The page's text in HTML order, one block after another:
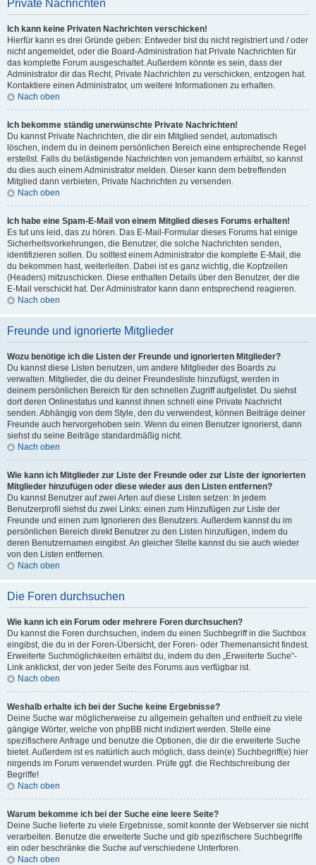
Private Nachrichten
Ich kann keine Privaten Nachrichten verschicken!
Hierfür kann es drei Gründe geben: Entweder bist du nicht registriert und / oder
nicht angemeldet, oder die Board-Administration hat Private Nachrichten für
das komplette Forum ausgeschaltet. Außerdem könnte es sein, dass der
Administrator dir das Recht, Private Nachrichten zu verschicken, entzogen hat.
Kontaktiere einen Administrator, um weitere Informationen zu erhalten.
Nach oben
Ich bekomme ständig unerwünschte Private Nachrichten!
Du kannst Private Nachrichten, die dir ein Mitglied sendet, automatisch
löschen, indem du in deinem persönlichen Bereich eine entsprechende Regel
erstellst. Falls du belästigende Nachrichten von jemandem erhältst, so kannst
du dies auch einem Administrator melden. Dieser kann dem betreffenden
Mitglied dann verbieten, Private Nachrichten zu versenden.
Nach oben
Ich habe eine Spam-E-Mail von einem Mitglied dieses Forums erhalten!
Es tut uns leid, das zu hören. Das E-Mail-Formular dieses Forums hat einige
Sicherheitsvorkehrungen, die Benutzer, die solche Nachrichten senden,
identifizieren sollen. Du solltest einem Administrator die komplette E-Mail, die
du bekommen hast, weiterleiten. Dabei ist es ganz wichtig, die Kopfzeilen
(Headers) mitzuschicken. Diese enthalten Details über den Benutzer, der die
E-Mail verschickt hat. Der Administrator kann dann entsprechend reagieren.
Nach oben
Freunde und ignorierte Mitglieder
Wozu benötige ich die Listen der Freunde und ignorierten Mitglieder?
Du kannst diese Listen benutzen, um andere Mitglieder des Boards zu
verwalten. Mitglieder, die du deiner Freundesliste hinzufügst, werden in
deinem persönlichen Bereich für den schnellen Zugriff aufgelistet. Du siehst
dort deren Onlinestatus und kannst ihnen schnell eine Private Nachricht
senden. Abhängig von dem Style, den du verwendest, können Beiträge deiner
Freunde auch hervorgehoben sein. Wenn du einen Benutzer ignorierst, dann
siehst du seine Beiträge standardmäßig nicht.
Nach oben
Wie kann ich Mitglieder zur Liste der Freunde oder zur Liste der ignorierten
Mitglieder hinzufügen oder diese wieder aus den Listen entfernen?
Du kannst Benutzer auf zwei Arten auf diese Listen setzen: In jedem
Benutzerprofil siehst du zwei Links: einen zum Hinzufügen zur Liste der
Freunde und einen zum Ignorieren des Benutzers. Außerdem kannst du im
persönlichen Bereich direkt Benutzer zu den Listen hinzufügen, indem du
deren Benutzernamen eingibst. An gleicher Stelle kannst du sie auch wieder
von den Listen entfernen.
Nach oben
Die Foren durchsuchen
Wie kann ich ein Forum oder mehrere Foren durchsuchen?
Du kannst die Foren durchsuchen, indem du einen Suchbegriff in die Suchbox
eingibst, die du in der Foren-Übersicht, der Foren- oder Themenansicht findest.
Erweiterte Suchmöglichkeiten erhältst du, indem du den „Erweiterte Suche“-
Link anklickst, der von jeder Seite des Forums aus verfügbar ist.
Nach oben
Weshalb erhalte ich bei der Suche keine Ergebnisse?
Deine Suche war möglicherweise zu allgemein gehalten und enthielt zu viele
gängige Wörter, welche von phpBB nicht indiziert werden. Stelle eine
spezifischere Anfrage und benutze die Optionen, die dir die erweiterte Suche
bietet. Außerdem ist es natürlich auch möglich, dass dein(e) Suchbegriff(e) hier
nirgends im Forum verwendet wurden. Prüfe ggf. die Rechtschreibung der
Begriffe!
Nach oben
Warum bekomme ich bei der Suche eine leere Seite?
Deine Suche lieferte zu viele Ergebnisse, somit konnte der Webserver sie nicht
verarbeiten. Benutze die erweiterte Suche und gib spezifischere Suchbegriffe
ein oder beschränke die Suche auf verschiedene Unterforen.
Nach oben